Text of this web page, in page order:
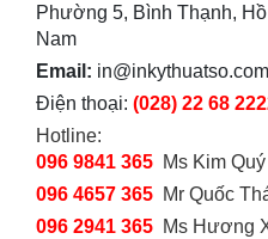
Phường 5, Bình Thạnh,
Nam
Email: in@inkythuatso.com
Điện thoại: (028) 22 68
Hotline:
096 9841 365 Ms Kim Quý
096 4657 365 Mr Quốc
096 2941 365 Ms Hương